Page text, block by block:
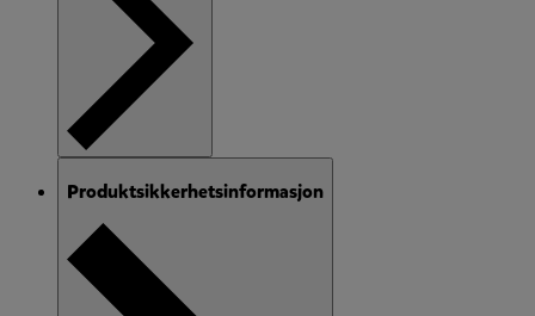
Produktsikkerhetsinformasjon